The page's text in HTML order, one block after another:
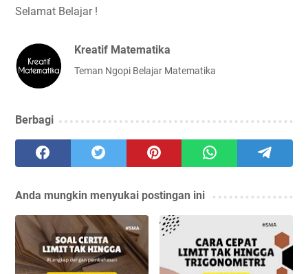
Selamat Belajar !
Kreatif Matematika
Teman Ngopi Belajar Matematika
Berbagi
Anda mungkin menyukai postingan ini